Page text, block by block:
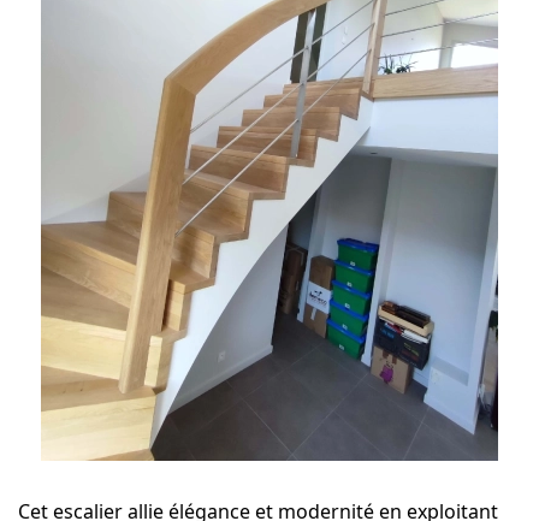
Cetescalierallie élégance et modernité en exploitant